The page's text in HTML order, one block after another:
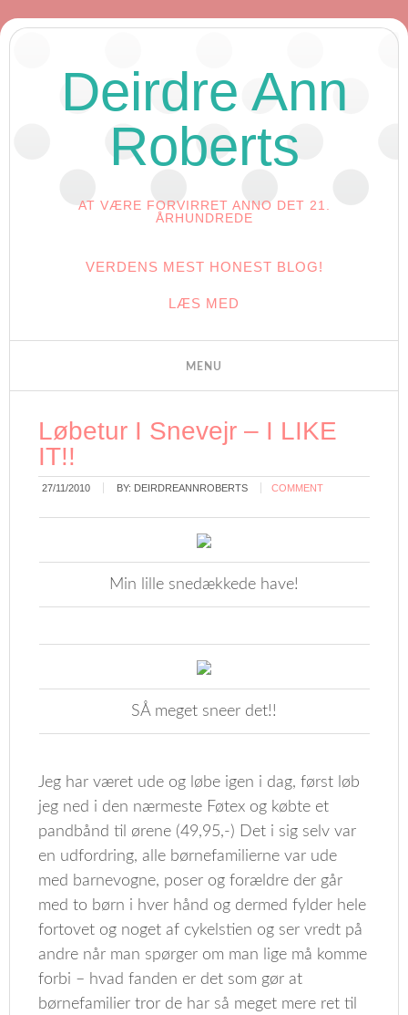
Deirdre Ann
Roberts
AT VÆRE FORVIRRET ANNO DET 21.
ÅRHUNDREDE
VERDENS MEST HONEST BLOG!
LÆS MED
Løbetur I Snevejr – I LIKE
IT!!
27/11/2010 BY: DEIRDREANNROBERTS COMMENT
Min lille snedækkede have!
SÅ meget sneer det!!
Jeg har været ude og løbe igen i dag, først løb
jeg ned i den nærmeste Føtex og købte et
pandbånd til ørene (49,95,-) Det i sig selv var
en udfordring, alle børnefamilierne var ude
med barnevogne, poser og forældre der går
med to børn i hver hånd og dermed fylder hele
fortovet og noget af cykelstien og ser vredt på
andre når man spørger om man lige må komme
forbi – hvad fanden er det som gør at
børnefamilier tror de har så meget mere ret til